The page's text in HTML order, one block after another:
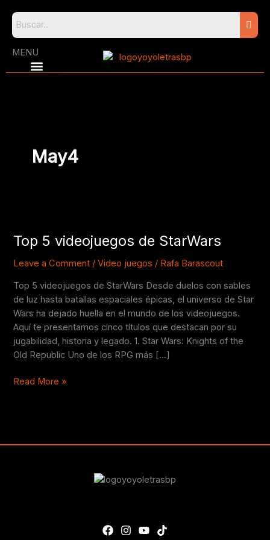
content
MENU
May4
Top 5 videojuegos de StarWars
Leave a Comment /Video juegos / Rafa Barascout
Top 5 videojuegos de StarWars Desde duelos con sables
de luz hasta batallas espaciales épicas, el universo de Star
Wars ha dejado huella en el mundo de los videojuegos.
Aquí te presentamos cinco títulos que destacan por su
jugabilidad, historia y legado. 1. Star Wars: Knights of the
Old Republic Uno de los RPG más […]
videojuegos
StarWars
Read More »